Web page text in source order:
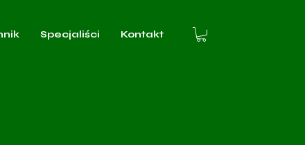
Specjaliści Kontakt